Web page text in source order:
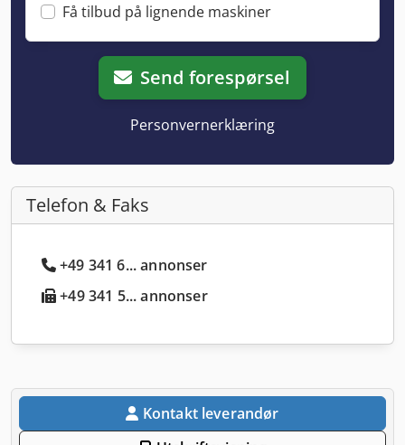
Få tilbud på lignende maskiner
Send forespørsel
Personvernerklæring
Telefon & Faks
+49 341 6... annonser
+49 341 5... annonser
Kontakt leverandør